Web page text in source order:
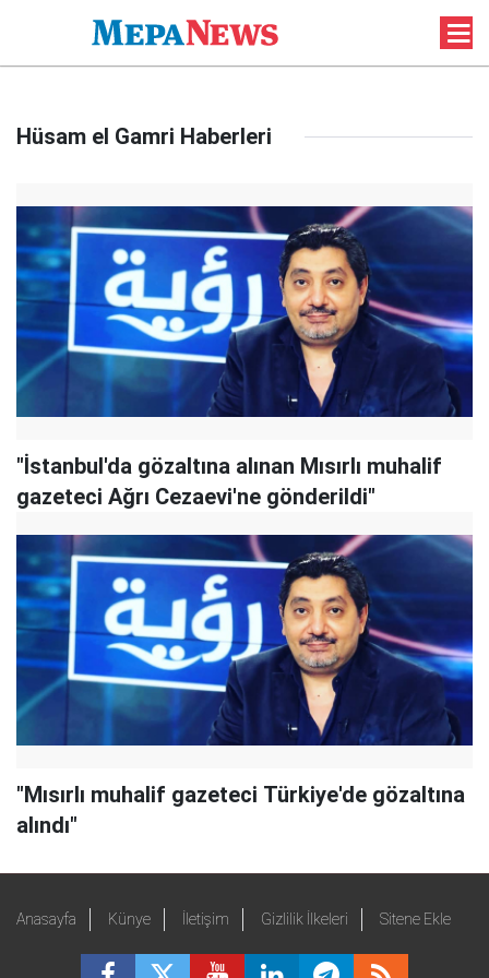
Hüsam el Gamri Haberleri
"İstanbul'da gözaltına alınan Mısırlı muhalif
gazeteci Ağrı Cezaevi'ne gönderildi"
"Mısırlı muhalif gazeteci Türkiye'de gözaltına
alındı"
Anasayfa Künye İletişim Gizlilik İlkeleri Sitene Ekle